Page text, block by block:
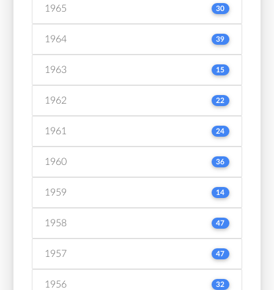
1965 30
1964 39
1963 15
1962 22
1961 24
1960 36
1959 14
1958 47
1957 47
1956 32